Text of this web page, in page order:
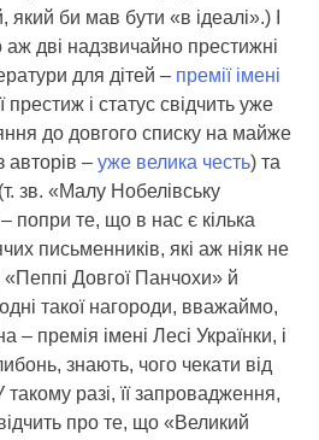
який би мав бути «в ідеалі».) І
дві надзвичайно престижні
для дітей – премії імені
престиж і статус свідчить уже
до довгого списку на майже
авторів – уже велика честь) та
(т. зв. «Малу Нобелівську
попри те, що в нас є кілька
письменників, які аж ніяк не
«Пеппі Довгої Панчохи» й
такої нагороди, вважаймо,
– премія імені Лесі Українки, і
знають, чого чекати від
разі, її запровадження,
про те, що «Великий